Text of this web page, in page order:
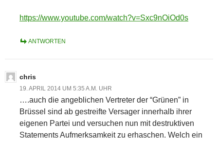
https://www.youtube.com/watch?v=Sxc9nOiOd0s
ANTWORTEN
chris
19. APRIL 2014 UM 5:35 A.M. UHR
….auch die angeblichen Vertreter der “Grünen” in
Brüssel sind ab gestreifte Versager innerhalb ihrer
eigenen Partei und versuchen nun mit destruktiven
Statements Aufmerksamkeit zu erhaschen. Welch ein